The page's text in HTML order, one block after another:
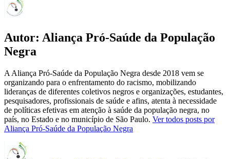
Autor: Aliança Pró-Saúde da População
Negra
A Aliança Pró-Saúde da População Negra desde 2018 vem se
organizando para o enfrentamento do racismo, mobilizando
lideranças de diferentes coletivos negros e organizações, estudantes,
pesquisadores, profissionais de saúde e afins, atenta à necessidade
de políticas efetivas em atenção à saúde da população negra, no
país, no Estado e no município de São Paulo. Ver todos posts por
Aliança Pró-Saúde da População Negra